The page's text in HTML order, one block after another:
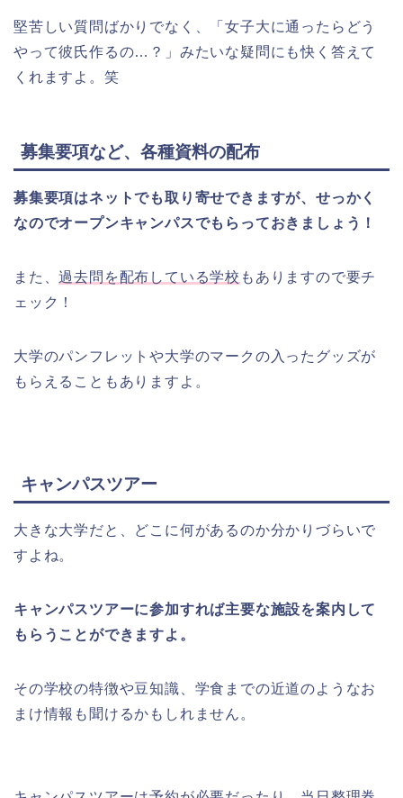
堅苦しい質問ばかりでなく、「女子大に通ったらどう
やって彼氏作るの…？」みたいな疑問にも快く答えて
くれますよ。笑
募集要項など、各種資料の配布
募集要項はネットでも取り寄せできますが、せっかく
なのでオープンキャンパスでもらっておきましょう！
また、過去問を配布している学校 もありますので要チ
ェック！
大学のパンフレットや大学のマークの入ったグッズが
もらえることもありますよ。
キャンパスツアー
大きな大学だと、どこに何があるのか分かりづらいで
すよね。
キャンパスツアーに参加すれば主要な施設を案内して
もらうことができますよ。
その学校の特徴や豆知識、学食までの近道のようなお
まけ情報も聞けるかもしれません。